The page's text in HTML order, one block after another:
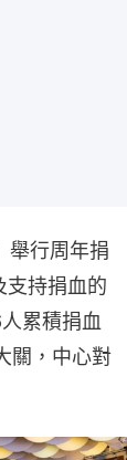
舉行周年捐
支持捐血的
累積捐血
關，中心對